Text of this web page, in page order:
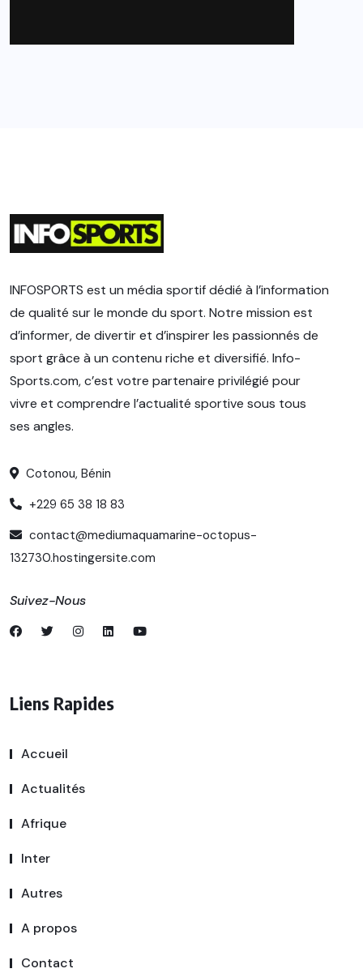
INFOSPORTS est un média sportif dédié à l’information
de qualité sur le monde du sport. Notre mission est
d’informer, de divertir et d’inspirer les passionnés de
sport grâce à un contenu riche et diversifié. Info-
Sports.com, c’est votre partenaire privilégié pour
vivre et comprendre l’actualité sportive sous tous
ses angles.
Cotonou, Bénin
+229 65 38 18 83
contact@mediumaquamarine-octopus-
132730.hostingersite.com
Suivez-Nous
Liens Rapides
Accueil
Actualités
Afrique
Inter
Autres
A propos
Contact